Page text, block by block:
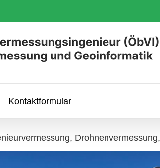
Kontaktformular